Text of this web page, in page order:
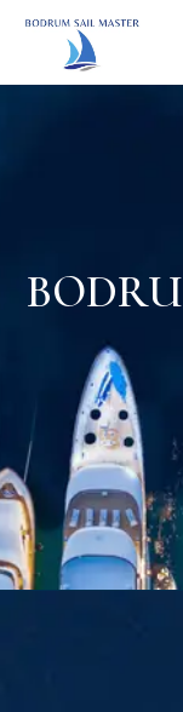
BODRU